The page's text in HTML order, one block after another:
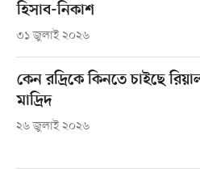
হিসাব-নিকাশ
৩১ জুলাই ২০২৬
কেন রদ্রিকে কিনতে চাইছে
মাদ্রিদ
২৬ জুলাই ২০২৬